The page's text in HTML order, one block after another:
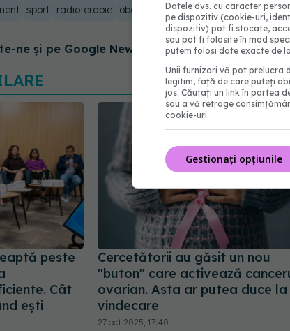
sport radioterapie oboseala procedura bolnavi de
ne și pe Google News - abonează‑te!
peste
Cât
ești
Cercetătorii au găsit un nou
"buton" care activează
ovarian. Asta ar putea duce la
vindecare
27 oct 2025, 17:40
Datele dvs. cu caracter
pe dispozitiv (cookie-uri,
dispozitiv) pot fi stocate,
sau pot fi folosite în mod
putem folosi date exacte de
Unii furnizori vă pot prelucra
legitim, față de care puteți
jos. Căutați un link în partea
sau a vă retrage
cookie-uri.
Gestionați opțiunile